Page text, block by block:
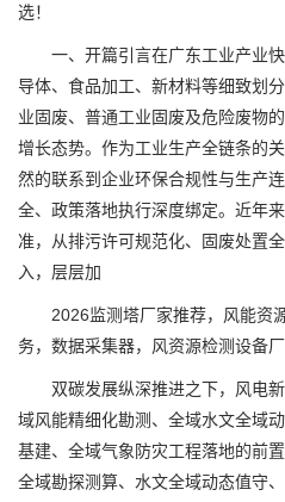
选！
一、开篇引言在广东工业产业快
导体、食品加工、新材料等细致划
业固废、普通工业固废及危险废物
增长态势。作为工业生产全链条的
然的联系到企业环保合规性与生产
全、政策落地执行深度绑定。近年
准，从排污许可规范化、固废处置
入，层层加
2026监测塔厂家推荐，风能资
务，数据采集器，风资源检测设备厂
双碳发展纵深推进之下，风电新
域风能精细化勘测、全域水文全域
基建、全域气象防灾工程落地的前
全域勘探测算、水文全域动态值守